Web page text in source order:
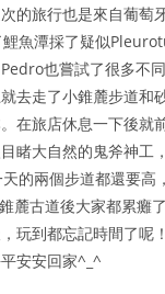
的旅行也是來自葡
魚潭採了疑似
也嘗試了很多不
去走了小錐麓步道和
在旅店休息一下後
睹大自然的鬼斧神工
的兩個步道都還要
古道後大家都累癱
玩到都忘記時間了呢
安安回家^_^